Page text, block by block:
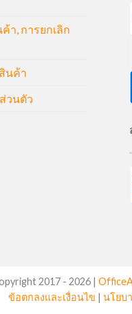
า, การยกเลิก
นค้า
วนตัว
2017 - 2026 |
ข้อตกลงและเงื่อนไข | นโยบ